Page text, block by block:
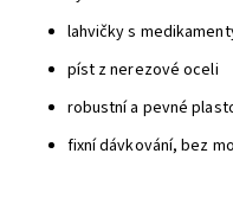
lahvičky s
píst z nerezové oceli
robustní a pevné
fixní dávkování, bez